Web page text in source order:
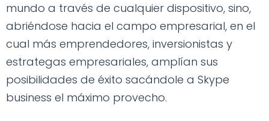
mundo a través de cualquier dispositivo, sino,
abriéndose hacia el campo empresarial, en el
cual más emprendedores, inversionistas y
estrategas empresariales, amplían sus
posibilidades de éxito sacándole a Skype
business el máximo provecho.